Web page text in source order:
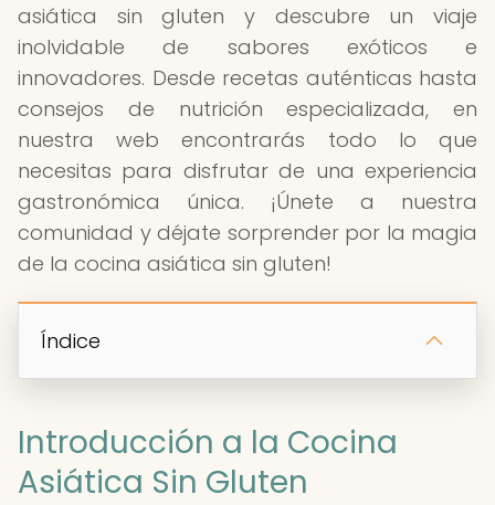
asiática sin gluten y descubre un viaje
inolvidable de sabores exóticos e
innovadores. Desde recetas auténticas hasta
consejos de nutrición especializada, en
nuestra web encontrarás todo lo que
necesitas para disfrutar de una experiencia
gastronómica única. ¡Únete a nuestra
comunidad y déjate sorprender por la magia
de la cocina asiática sin gluten!
Índice
Introducción a la Cocina
Asiática Sin Gluten